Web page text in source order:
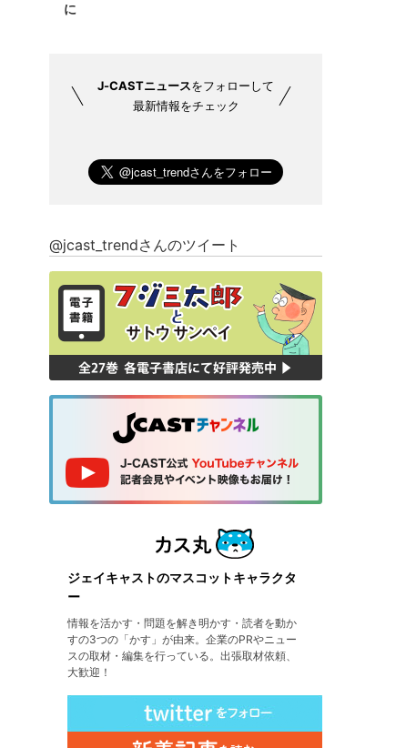
に
J-CASTニュースをフォローして
最新情報をチェック
@jcast_trendさんのツイート
ジェイキャストのマスコットキャラクタ
ー
情報を活かす・問題を解き明かす・読者を動か
すの3つの「かす」が由来。企業のPRやニュー
スの取材・編集を行っている。出張取材依頼、
大歓迎！